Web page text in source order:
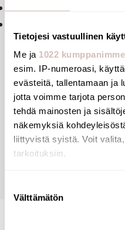
Tietojesi vastuullinen
Me ja 1022 kumppanimme
esim. IP-numeroasi,
evästeitä, tallentamaan ja
jotta voimme tarjota
tehdä mainosten ja
näkemyksiä
liittyvistä syistä. Voit
tarkoituksiin.
Kerätä tietoja
Tunnistaa laitteesi
valinta
Välttämätön
F1/2"
Tiedostot
Arvostelut